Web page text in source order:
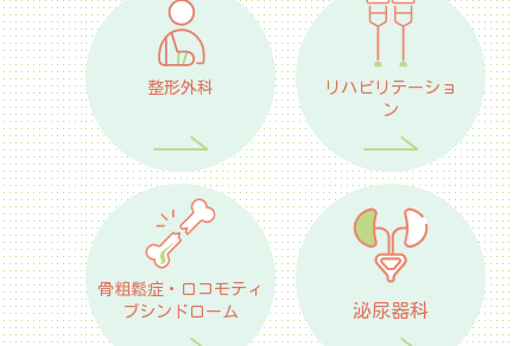
整形外科
リハビリテーショ
ン
骨粗鬆症・ロコモティ
ブシンドローム
泌尿器科